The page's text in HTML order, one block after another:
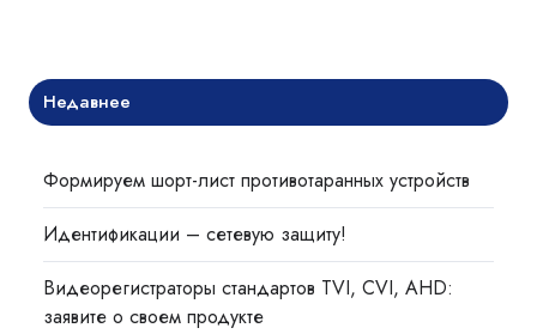
Недавнее
Формируем шорт-лист противотаранных устройств
Идентификации – сетевую защиту!
Видеорегистраторы стандартов TVI, CVI, AHD:
заявите о своем продукте